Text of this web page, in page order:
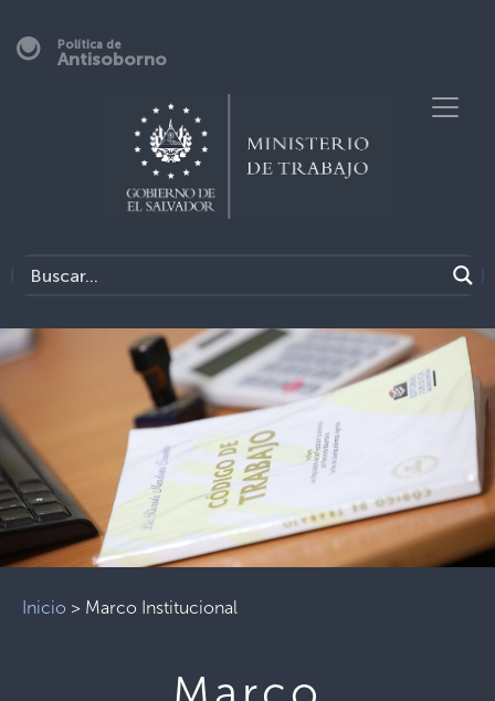
Política de
Antisoborno
Previous Next
Inicio > Marco Institucional